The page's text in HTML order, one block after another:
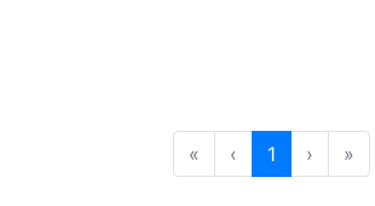
« ‹ 1 › »